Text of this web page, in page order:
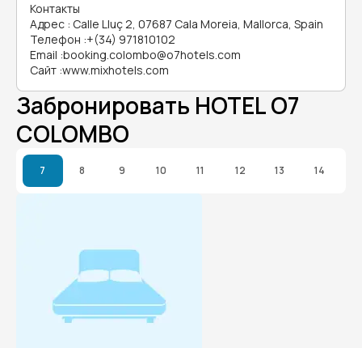
Контакты
Адрес : Calle Lluç 2, 07687 Cala Moreia, Mallorca, Spain
Телефон :+(34) 971810102
Email :booking.colombo@o7hotels.com
Сайт :www.mixhotels.com
Забронировать HOTEL O7
COLOMBO
7 8 9 10 11 12 13 14